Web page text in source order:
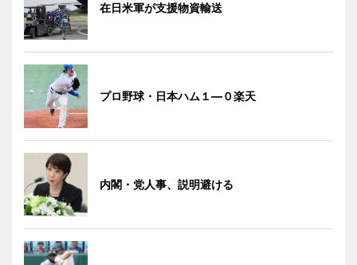
在日米軍が支援物資輸送
プロ野球・日本ハム１―０楽天
内閣・党人事、説明避ける